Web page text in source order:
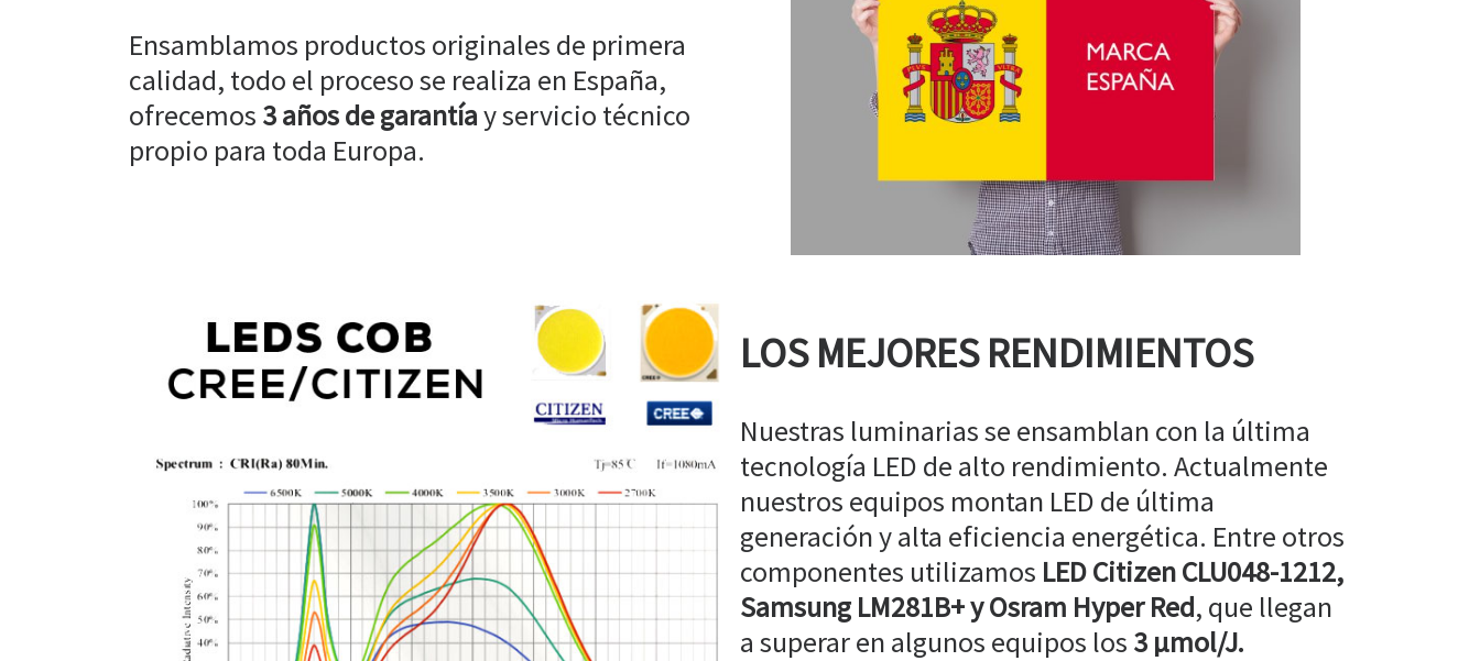
Ensamblamos productos originales de primera
calidad, todo el proceso se realiza en España,
ofrecemos 3 años de garantíay servicio técnico
propio para toda Europa.
LOS MEJORES RENDIMIENTOS
Nuestras luminarias se ensamblan con la última
tecnología LED de alto rendimiento. Actualmente
nuestros equipos montan LED de última
generación y alta eficiencia energética. Entre otros
componentes utilizamos LED Citizen CLU048-1212,
Samsung LM281B+ y Osram Hyper Red, que llegan
a superar en algunos equipos los 3 µmol/J.